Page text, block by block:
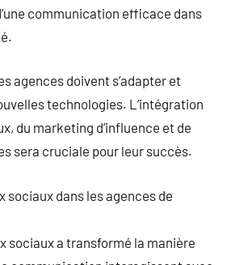
communication efficace dans
agences doivent s’adapter et
technologies. L’intégration
du marketing d’influence et de
sera cruciale pour leur succès.
sociaux dans les agences de
sociaux a transformé la manière